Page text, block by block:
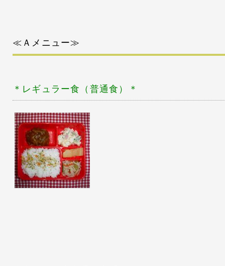
≪Ａメニュー≫
＊レギュラー食（普通食）＊